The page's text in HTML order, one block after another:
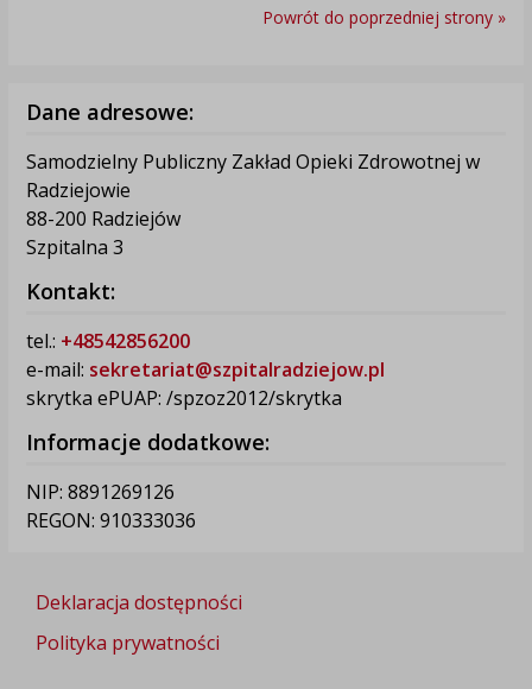
Powrót do poprzedniej strony »
Dane adresowe:
Samodzielny Publiczny Zakład Opieki Zdrowotnej w
Radziejowie
88-200 Radziejów
Szpitalna 3
Kontakt:
tel.: +48542856200
e-mail: sekretariat@szpitalradziejow.pl
skrytka ePUAP: /spzoz2012/skrytka
Informacje dodatkowe:
NIP: 8891269126
REGON: 910333036
Deklaracja dostępności
Polityka prywatności